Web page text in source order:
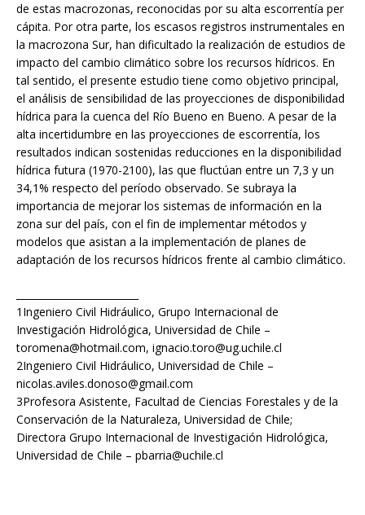
de estas macrozonas, reconocidas por su alta escorrentía per
cápita. Por otra parte, los escasos registros instrumentales en
la macrozona Sur, han dificultado la realización de estudios de
impacto del cambio climático sobre los recursos hídricos. En
tal sentido, el presente estudio tiene como objetivo principal,
el análisis de sensibilidad de las proyecciones de disponibilidad
hídrica para la cuenca del Río Bueno en Bueno. A pesar de la
alta incertidumbre en las proyecciones de escorrentía, los
resultados indican sostenidas reducciones en la disponibilidad
hídrica futura (1970-2100), las que fluctúan entre un 7,3 y un
34,1% respecto del período observado. Se subraya la
importancia de mejorar los sistemas de información en la
zona sur del país, con el fin de implementar métodos y
modelos que asistan a la implementación de planes de
adaptación de los recursos hídricos frente al cambio climático.
1Ingeniero Civil Hidráulico, Grupo Internacional de
Investigación Hidrológica, Universidad de Chile –
toromena@hotmail.com, ignacio.toro@ug.uchile.cl
2Ingeniero Civil Hidráulico, Universidad de Chile –
nicolas.aviles.donoso@gmail.com
3Profesora Asistente, Facultad de Ciencias Forestales y de la
Conservación de la Naturaleza, Universidad de Chile;
Directora Grupo Internacional de Investigación Hidrológica,
Universidad de Chile – pbarria@uchile.cl